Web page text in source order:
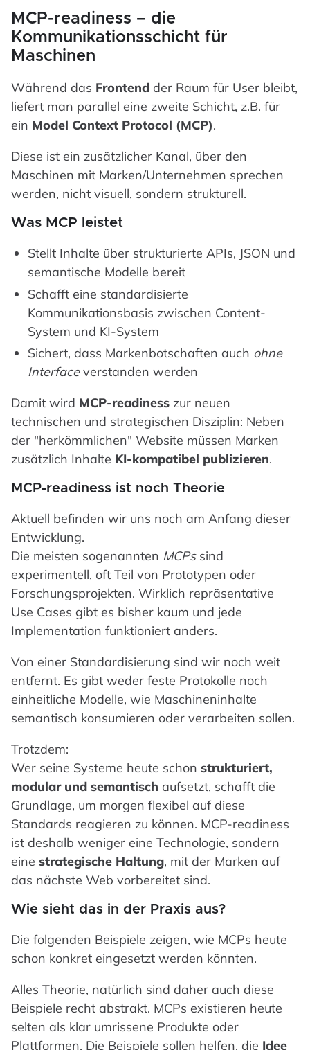
MCP-readiness – die
Kommunikationsschicht für
Maschinen
Während das Frontend der Raum für User bleibt,
liefert man parallel eine zweite Schicht, z.B. für
ein Model Context Protocol (MCP).
Diese ist ein zusätzlicher Kanal, über den
Maschinen mit Marken/Unternehmen sprechen
werden, nicht visuell, sondern strukturell.
Was MCP leistet
Stellt Inhalte über strukturierte APIs, JSON und
semantische Modelle bereit
Schafft eine standardisierte
Kommunikationsbasis zwischen Content-
System und KI-System
Sichert, dass Markenbotschaften auch ohne
Interfaceverstanden werden
Damit wird MCP-readiness zur neuen
technischen und strategischen Disziplin: Neben
der "herkömmlichen" Website müssen Marken
zusätzlich Inhalte KI-kompatibel publizieren.
MCP-readiness ist noch Theorie
Aktuell befinden wir uns noch am Anfang dieser
Entwicklung.
Die meisten sogenannten MCPssind
experimentell, oft Teil von Prototypen oder
Forschungsprojekten. Wirklich repräsentative
Use Cases gibt es bisher kaum und jede
Implementation funktioniert anders.
Von einer Standardisierung sind wir noch weit
entfernt. Es gibt weder feste Protokolle noch
einheitliche Modelle, wie Maschineninhalte
semantisch konsumieren oder verarbeiten sollen.
Trotzdem:
Wer seine Systeme heute schon strukturiert,
modular und semantisch aufsetzt, schafft die
Grundlage, um morgen flexibel auf diese
Standards reagieren zu können. MCP-readiness
ist deshalb weniger eine Technologie, sondern
eine strategische Haltung, mit der Marken auf
das nächste Web vorbereitet sind.
Wie sieht das in der Praxis aus?
Die folgenden Beispiele zeigen, wie MCPs heute
schon konkret eingesetzt werden könnten.
Alles Theorie, natürlich sind daher auch diese
Beispiele recht abstrakt. MCPs existieren heute
selten als klar umrissene Produkte oder
Plattformen. Die Beispiele sollen helfen, die Idee